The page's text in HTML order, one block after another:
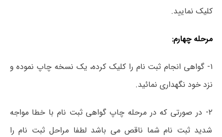
کلیک نمایید.
مرحله چهارم:
۱- گواهی انجام ثبت نام را کلیک کرده، یک نسخه چاپ نموده و
نزد خود نگهداری نمائید.
۲- در صورتی که در مرحله چاپ گواهی ثبت نام با خطا مواجه
شدید ثبت نام شما ناقص می باشد لطفا مراحل ثبت نام را